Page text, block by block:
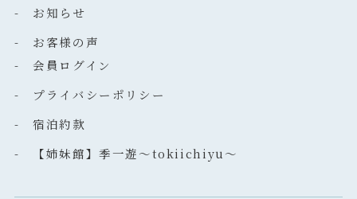
- お知らせ
- お客様の声
- 会員ログイン
- プライバシーポリシー
- 宿泊約款
- 【姉妹館】季一遊～tokiichiyu～